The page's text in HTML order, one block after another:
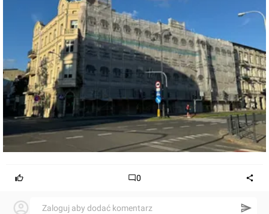
0
Zaloguj aby dodać komentarz